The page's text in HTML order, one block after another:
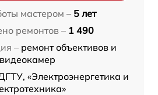
мастером – 5 лет
ремонтов – 1 490
– ремонт объективов и
видеокамер
«Электроэнергетика и